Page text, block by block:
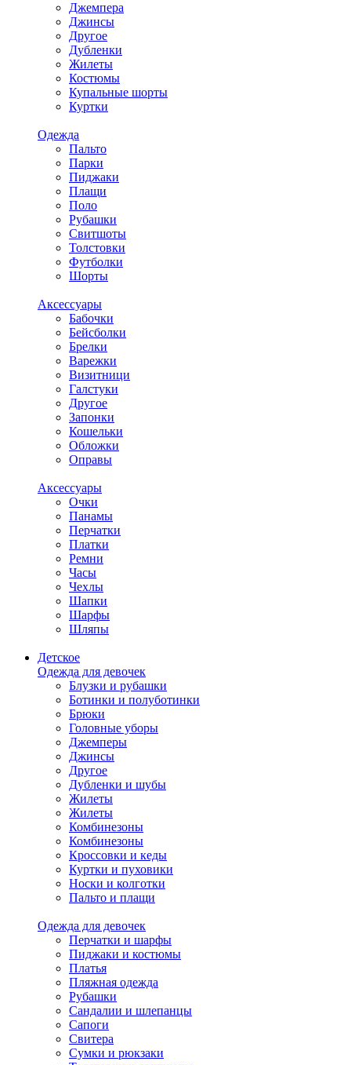
Джемпера
Джинсы
Другое
Дубленки
Жилеты
Костюмы
Купальные шорты
Куртки
Одежда
Пальто
Парки
Пиджаки
Плащи
Поло
Рубашки
Свитшоты
Толстовки
Футболки
Шорты
Аксессуары
Бабочки
Бейсболки
Брелки
Варежки
Визитници
Галстуки
Другое
Запонки
Кошельки
Обложки
Оправы
Аксессуары
Очки
Панамы
Перчатки
Платки
Ремни
Часы
Чехлы
Шапки
Шарфы
Шляпы
Детское
Одежда для девочек
Блузки и рубашки
Ботинки и полуботинки
Брюки
Головные уборы
Джемперы
Джинсы
Другое
Дубленки и шубы
Жилеты
Жилеты
Комбинезоны
Комбинезоны
Кроссовки и кеды
Куртки и пуховики
Носки и колготки
Пальто и плащи
Одежда для девочек
Перчатки и шарфы
Пиджаки и костюмы
Платья
Пляжная одежда
Рубашки
Сандалии и шлепанцы
Сапоги
Свитера
Сумки и рюкзаки